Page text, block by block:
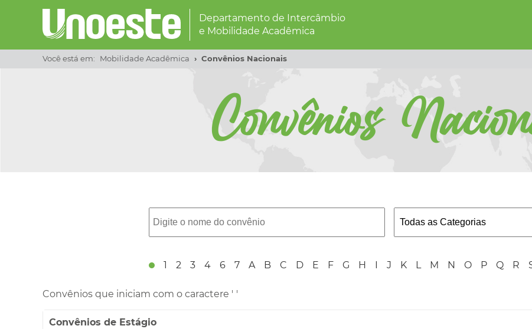
Departamento de Intercâmbio
e Mobilidade Acadêmica
Você está em: Mobilidade Acadêmica Convênios Nacionais
Convênios
1 2 3 4 6 7 A B C D E F G H J K L M N O P Q R
Convênios que iniciam com o caractere ' '
Convênios de Estágio